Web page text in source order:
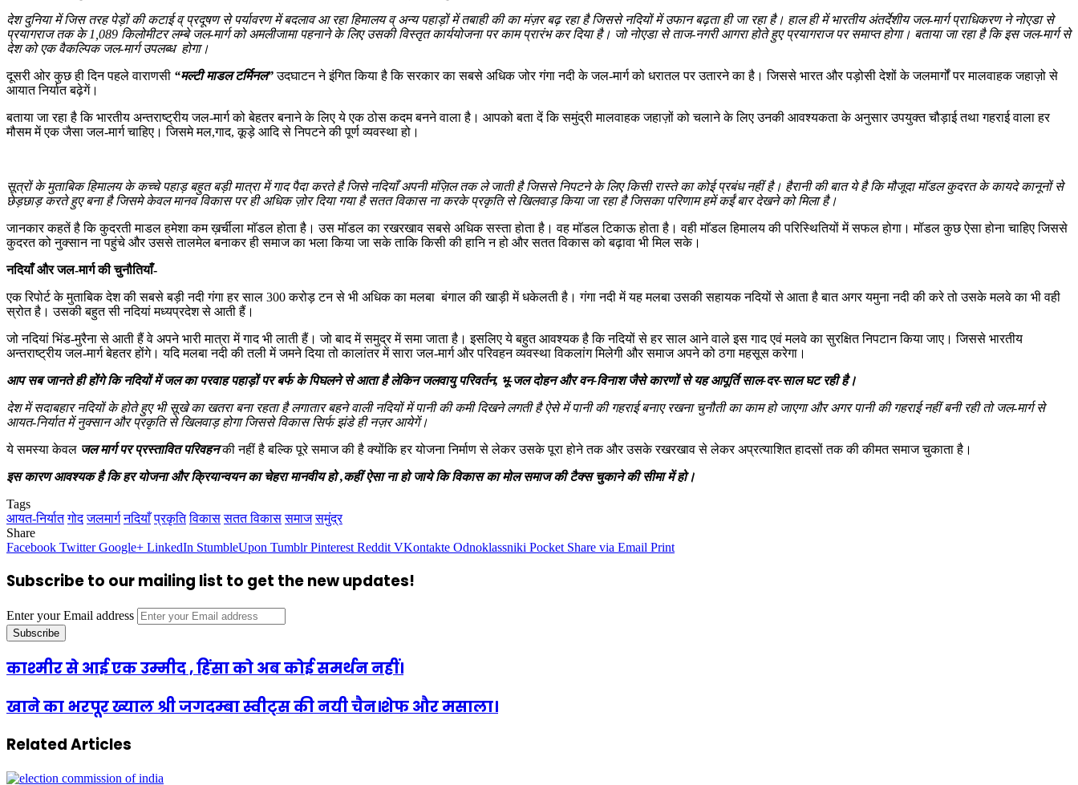
देश दुनिया में जिस तरह पेड़ों की कटाई व् प्रदूषण से पर्यावरण में बदलाव आ रहा हिमालय व् अन्य पहाड़ों में तबाही की का मंज़र बढ़ रहा है जिससे नदियों में उफान बढ़ता ही जा रहा है। हाल ही में भारतीय अंतर्देशीय जल-मार्ग प्राधिकरण ने नोएडा से
प्रयागराज तक के 1,089 किलोमीटर लम्बे जल-मार्ग को अमलीजामा पहनाने के लिए उसकी विस्तृत कार्ययोजना पर काम प्रारंभ कर दिया है। जो नोएडा से ताज-नगरी आगरा होते हुए प्रयागराज पर समाप्त होगा। बताया जा रहा है कि इस जल-मार्ग से
देश को एक वैकल्पिक जल-मार्ग उपलब्ध होगा।
दूसरी ओर कुछ ही दिन पहले वाराणसी “मल्टी माडल टर्मिनल”उदघाटन ने इंगित किया है कि सरकार का सबसे अधिक जोर गंगा नदी के जल-मार्ग को धरातल पर उतारने का है। जिससे भारत और पड़ोसी देशों के जलमार्गों पर मालवाहक जहाज़ो से
आयात निर्यात बढ़ेगें।
बताया जा रहा है कि भारतीय अन्तराष्ट्रीय जल-मार्ग को बेहतर बनाने के लिए ये एक ठोस कदम बनने वाला है। आपको बता दें कि समुंद्री मालवाहक जहाज़ों को चलाने के लिए उनकी आवश्यकता के अनुसार उपयुक्त चौड़ाई तथा गहराई वाला हर
मौसम में एक जैसा जल-मार्ग चाहिए। जिसमे मल,गाद, कूड़े आदि से निपटने की पूर्ण व्यवस्था हो।
सूत्रों के मुताबिक हिमालय के कच्चे पहाड़ बहुत बड़ी मात्रा में गाद पैदा करते है जिसे नदियाँ अपनी मंज़िल तक ले जाती है जिससे निपटने के लिए किसी रास्ते का कोई प्रबंध नहीं है। हैरानी की बात ये है कि मौजूदा माॅडल कुदरत के कायदे कानूनों से
छेड़छाड़ करते हुए बना है जिसमे केवल मानव विकास पर ही अधिक ज़ोर दिया गया है सतत विकास ना करके प्रकृति से खिलवाड़ किया जा रहा है जिसका परिणाम हमें कईं बार देखने को मिला है।
जानकार कहतें है कि कुदरती माडल हमेशा कम ख़र्चीला माॅडल होता है। उस माॅडल का रखरखाव सबसे अधिक सस्ता होता है। वह माॅडल टिकाऊ होता है। वही माॅडल हिमालय की परिस्थितियों में सफल होगा। मॉडल कुछ ऐसा होना चाहिए जिससे
कुदरत को नुक्सान ना पहुंचे और उससे तालमेल बनाकर ही समाज का भला किया जा सके ताकि किसी की हानि न हो और सतत विकास को बढ़ावा भी मिल सके।
नदियाँ और जल-मार्ग की चुनौतियाँ-
एक रिपोर्ट के मुताबिक देश की सबसे बड़ी नदी गंगा हर साल 300 करोड़ टन से भी अधिक का मलबा बंगाल की खाड़ी में धकेलती है। गंगा नदी में यह मलबा उसकी सहायक नदियों से आता है बात अगर यमुना नदी की करे तो उसके मलवे का भी वही
स्रोत है। उसकी बहुत सी नदियां मध्यप्रदेश से आती हैं।
जो नदियां भिंड-मुरैना से आती हैं वे अपने भारी मात्रा में गाद भी लाती हैं। जो बाद में समुद्र में समा जाता है। इसलिए ये बहुत आवश्यक है कि नदियों से हर साल आने वाले इस गाद एवं मलवे का सुरक्षित निपटान किया जाए। जिससे भारतीय
अन्तराष्ट्रीय जल-मार्ग बेहतर होंगे। यदि मलबा नदी की तली में जमने दिया तो कालांतर में सारा जल-मार्ग और परिवहन व्यवस्था विकलांग मिलेगी और समाज अपने को ठगा महसूस करेगा।
आप सब जानते ही होंगे कि नदियों में जल का परवाह पहाड़ों पर बर्फ के पिघलने से आता है लेकिन जलवायु परिवर्तन, भू-जल दोहन और वन-विनाश जैसे कारणों से यह आपूर्ति साल-दर-साल घट रही है।
देश में सदाबहार नदियों के होते हुए भी सूखे का खतरा बना रहता है लगातार बहने वाली नदियों में पानी की कमी दिखने लगती है ऐसे में पानी की गहराई बनाए रखना चुनौती का काम हो जाएगा और अगर पानी की गहराई नहीं बनी रही तो जल-मार्ग से
आयत-निर्यात में नुक्सान और प्रकृति से खिलवाड़ होगा जिससे विकास सिर्फ झंडे ही नज़र आयेगें।
ये समस्या केवल जल मार्ग पर प्रस्तावित परिवहनकी नहीं है बल्कि पूरे समाज की है क्योंकि हर योजना निर्माण से लेकर उसके पूरा होने तक और उसके रखरखाव से लेकर अप्रत्याशित हादसों तक की कीमत समाज चुकाता है।
इस कारण आवश्यक है कि हर योजना और क्रियान्वयन का चेहरा मानवीय हो ,कहीं ऐसा ना हो जाये कि विकास का मोल समाज की टैक्स चुकाने की सीमा में हो।
Tags
आयत-निर्यात गोद जलमार्ग नदियाँ प्रकृति विकास सतत विकास समाज समुंद्र
Share
Facebook Twitter Google+ LinkedIn StumbleUpon Tumblr Pinterest Reddit VKontakte Odnoklassniki Pocket Share via Email Print
Subscribe to our mailing list to get the new updates!
Enter your Email address
काश्मीर से आई एक उम्मीद , हिंसा को अब कोई समर्थन नहीं।
खाने का भरपूर ख्याल श्री जगदम्बा स्वीट्स की नयी चैन।शेफ और मसाला।
Related Articles